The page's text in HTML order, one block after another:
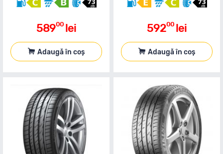
58900 lei
Adaugă în coș
59200 lei
Adaugă în coș